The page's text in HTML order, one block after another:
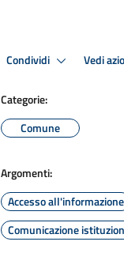
Condividi Vedi
Categorie:
Comune
Argomenti:
Accesso all'informazione
Comunicazione